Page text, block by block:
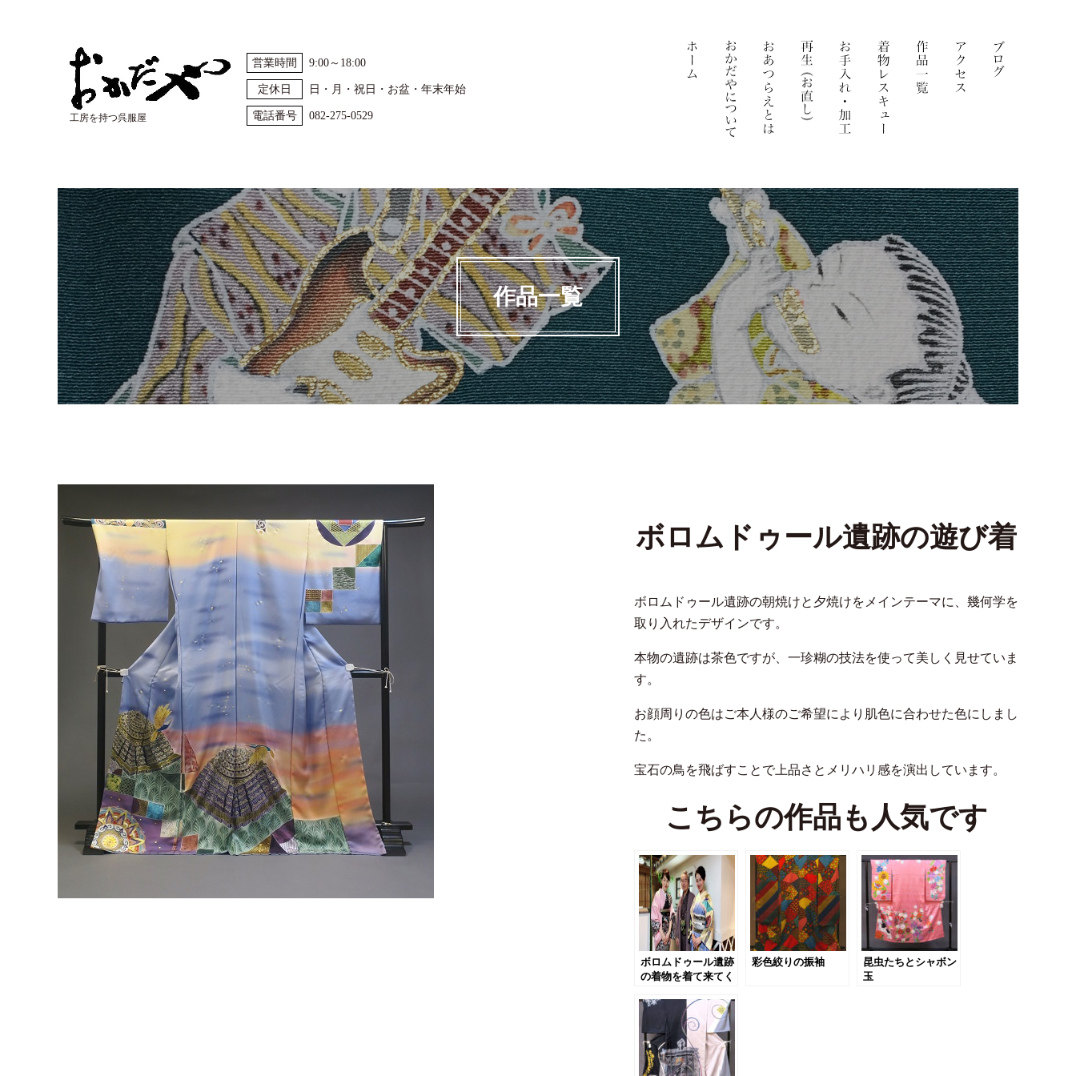
工房を持つ呉服屋
営業時間 9:00～18:00
定休日 日・月・祝日・お盆・年末年始
電話番号 082-275-0529
作品一覧
ボロムドゥール遺跡の遊び着
ボロムドゥール遺跡の朝焼けと夕焼けをメインテーマに、幾何学を
取り入れたデザインです。
本物の遺跡は茶色ですが、一珍糊の技法を使って美しく見せていま
す。
お顔周りの色はご本人様のご希望により肌色に合わせた色にしまし
た。
宝石の鳥を飛ばすことで上品さとメリハリ感を演出しています。
こちらの作品も人気です
ボロムドゥール遺跡
の着物を着て来てく
彩色絞りの振袖
昆虫たちとシャボン
玉